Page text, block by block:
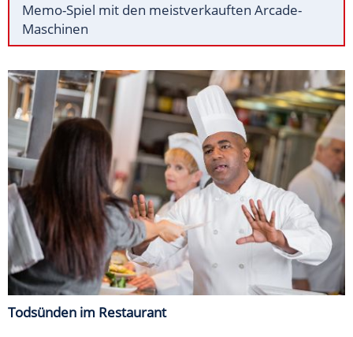
Memo-Spiel mit den meistverkauften Arcade-
Maschinen
Todsünden im Restaurant